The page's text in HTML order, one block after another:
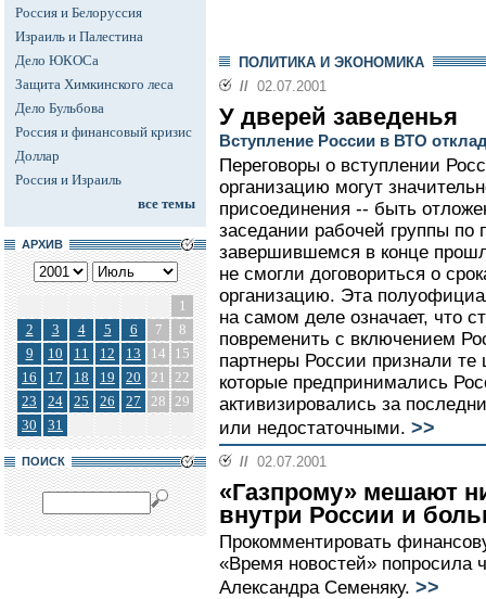
Россия и Белоруссия
Израиль и Палестина
Дело ЮКОСа
Защита Химкинского леса
Дело Бульбова
Россия и финансовый кризис
Доллар
Россия и Израиль
все темы
АРХИВ
1
2
3 4 5 6 7
8
9
10 11 12 13 14
15
16
17 18 19 20 21
22
23
24 25 26 27 28 29
30
31
ПОИСК
ПОЛИТИКА И ЭКОНОМИКА
// 02.07.2001
У дверей заведенья
Вступление России в ВТО
Переговоры о вступлении
организацию могут
присоединения -- быть
заседании рабочей группы
завершившемся в конце
не смогли договориться о
организацию. Эта
на самом деле означает, что
повременить с включением
партнеры России признали
которые предпринимались
активизировались за
или недостаточными. >>
// 02.07.2001
«Газпрому» мешают
внутри России и
Прокомментировать
«Время новостей» попросила
Александра Семеняку. >>